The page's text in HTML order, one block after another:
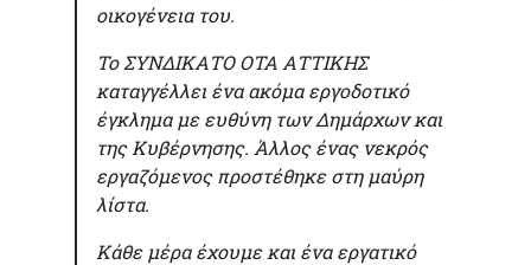
οικογένεια του.
Το ΣΥΝΔΙΚΑΤΟ ΟΤΑ ΑΤΤΙΚΗΣ
καταγγέλλει ένα ακόμα εργοδοτικό
έγκλημα με ευθύνη των Δημάρχων και
της Κυβέρνησης. Άλλος ένας νεκρός
εργαζόμενος προστέθηκε στη μαύρη
λίστα.
Κάθε μέρα έχουμε και ένα εργατικό